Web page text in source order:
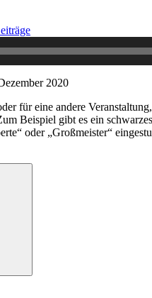
2020
für eine andere
Beispiel gibt es ein
oder „Großmeister“